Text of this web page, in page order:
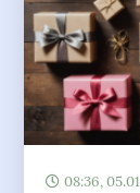
08:36,